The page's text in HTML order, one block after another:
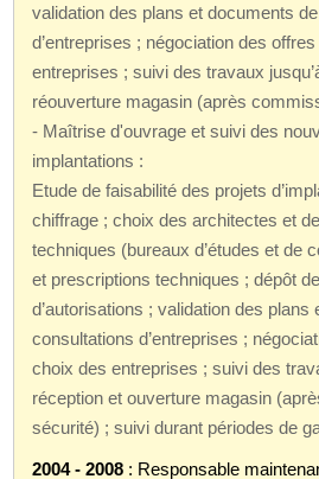
validation des plans et documents
d’entreprises ; négociation des
entreprises ; suivi des travaux
réouverture magasin (après
- Maîtrise d'ouvrage et suivi des
implantations :
Etude de faisabilité des projets
chiffrage ; choix des architectes et
techniques (bureaux d’études et de
et prescriptions techniques ; dépôt
d’autorisations ; validation des plans
consultations d’entreprises ;
choix des entreprises ; suivi des
réception et ouverture magasin
sécurité) ; suivi durant périodes de
2004 - 2008 : Responsable